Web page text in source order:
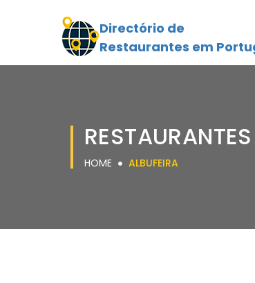
Directório de
Restaurantes em
HOME ALBUFEIRA